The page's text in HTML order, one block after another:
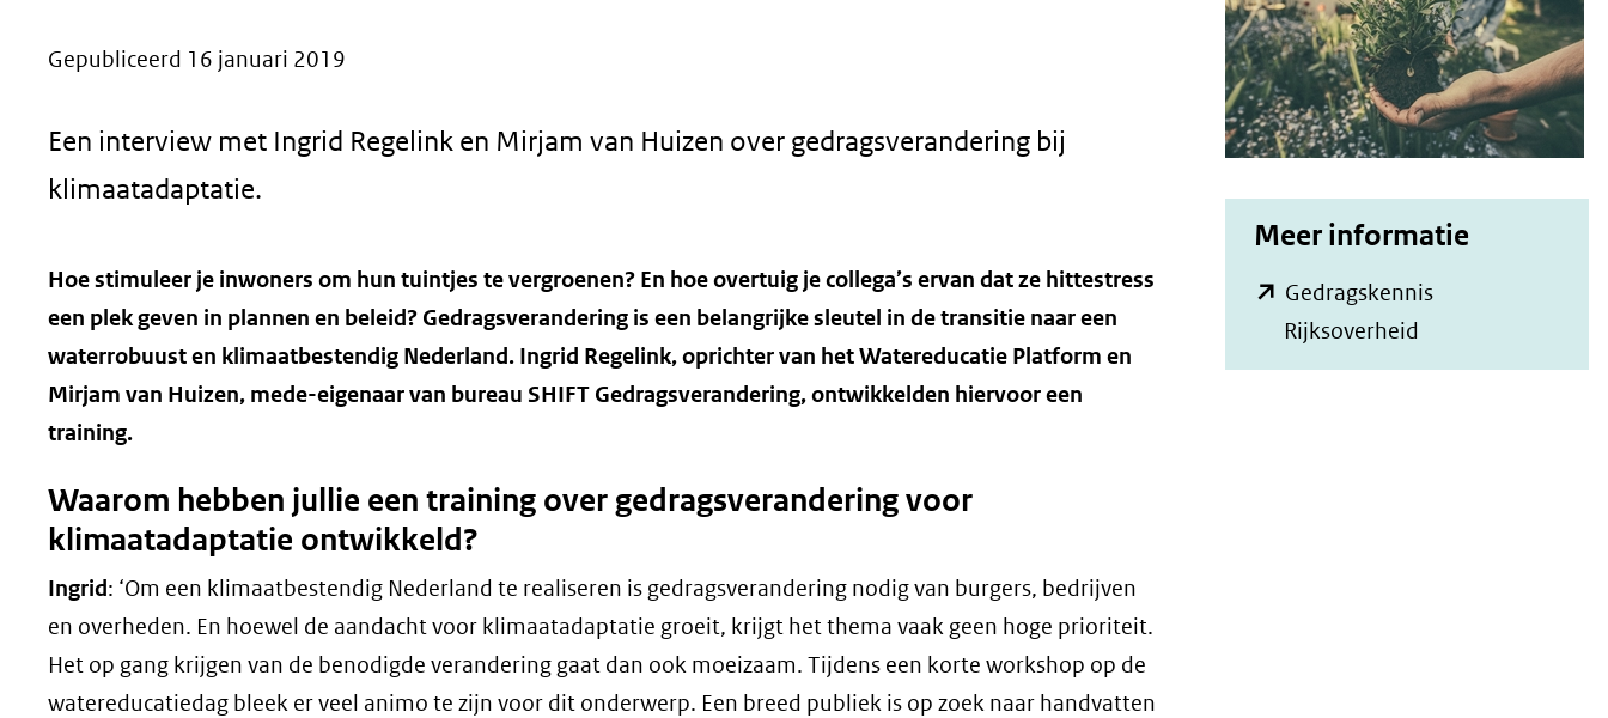
Gepubliceerd 16 januari 2019
Een interview met Ingrid Regelink en Mirjam van Huizen over gedragsverandering bij
klimaatadaptatie.
Hoe stimuleer je inwoners om hun tuintjes te vergroenen? En hoe overtuig je collega’s ervan dat ze hittestress
een plek geven in plannen en beleid? Gedragsverandering is een belangrijke sleutel in de transitie naar een
waterrobuust en klimaatbestendig Nederland. Ingrid Regelink, oprichter van het Watereducatie Platform en
Mirjam van Huizen, mede-eigenaar van bureau SHIFT Gedragsverandering, ontwikkelden hiervoor een
training.
Waarom hebben jullie een training over gedragsverandering voor
klimaatadaptatie ontwikkeld?
Ingrid: ‘Om een klimaatbestendig Nederland te realiseren is gedragsverandering nodig van burgers, bedrijven
en overheden. En hoewel de aandacht voor klimaatadaptatie groeit, krijgt het thema vaak geen hoge prioriteit.
Het op gang krijgen van de benodigde verandering gaat dan ook moeizaam. Tijdens een korte workshop op de
watereducatiedag bleek er veel animo te zijn voor dit onderwerp. Een breed publiek is op zoek naar handvatten
Meer informatie
Gedragskennis
Rijksoverheid
in